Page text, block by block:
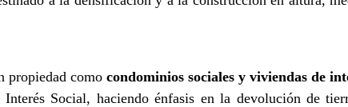
propiedad como condominios sociales y viviendas de
Social, haciendo énfasis en la devolución de